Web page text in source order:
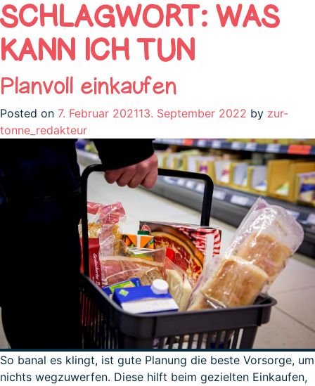
SCHLAGWORT: WAS
KANN ICH TUN
Planvoll einkaufen
Posted on 7. Februar 202113. September 2022 by zur-
tonne_redakteur
So banal es klingt, ist gute Planung die beste Vorsorge, um
nichts wegzuwerfen. Diese hilft beim gezielten Einkaufen,